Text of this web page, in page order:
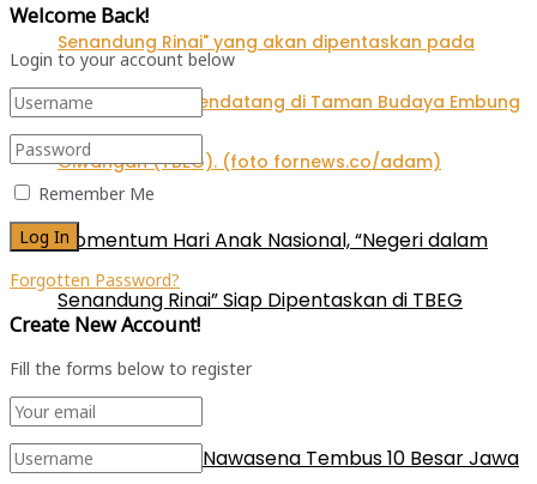
Momentum Hari Anak Nasional, “Negeri dalam
Senandung Rinai” Siap Dipentaskan di TBEG
Karang Taruna Nawasena Tembus 10 Besar Jawa
Welcome Back!
Login to your account below
Remember Me
Forgotten Password?
Create New Account!
Fill the forms below to register